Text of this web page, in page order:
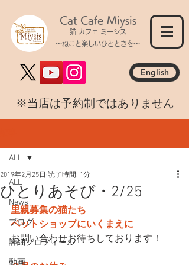
Cat Cafe Miysis
猫 カフェ ミーシス
～ねこと楽しいひとときを～
English
​※当店は予約制ではありません
ALL
News
ブログ
詳細プロフィール
動画
ALL
ひとりあそび・2/25
2019年2月25日 読了時間: 1分
里親募集の猫たち
ペットショップにいくまえに
お問い合わせお待ちしております！